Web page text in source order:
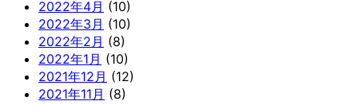
2022年4月 (10)
2022年3月 (10)
2022年2月 (8)
2022年1月 (10)
2021年12月 (12)
2021年11月 (8)